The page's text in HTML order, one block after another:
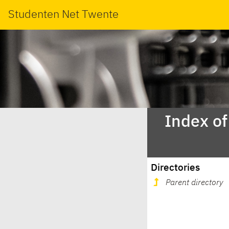
Studenten Net Twente
Index
Directories
Parent directory